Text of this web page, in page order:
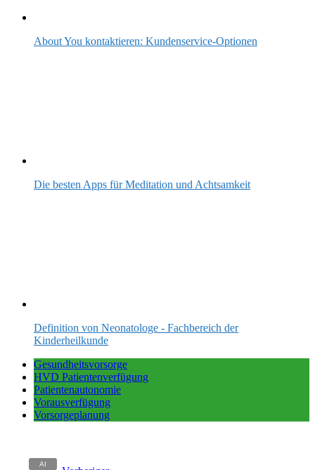
About You kontaktieren: Kundenservice-Optionen
Die besten Apps für Meditation und Achtsamkeit
Definition von Neonatologe - Fachbereich der
Kinderheilkunde
Gesundheitsvorsorge
HVD Patientenverfügung
Patientenautonomie
Vorausverfügung
Vorsorgeplanung